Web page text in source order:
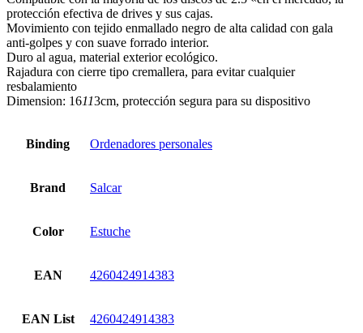
protección efectiva de drives y sus cajas.
Movimiento con tejido enmallado negro de alta calidad con gala
anti-golpes y con suave forrado interior.
Duro al agua, material exterior ecológico.
Rajadura con cierre tipo cremallera, para evitar cualquier
resbalamiento
Dimension: 16113cm, protección segura para su dispositivo
Binding Ordenadores personales
Brand Salcar
Color Estuche
EAN 4260424914383
EAN List 4260424914383